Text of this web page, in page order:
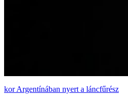
Argentínában nyert a láncfűrész